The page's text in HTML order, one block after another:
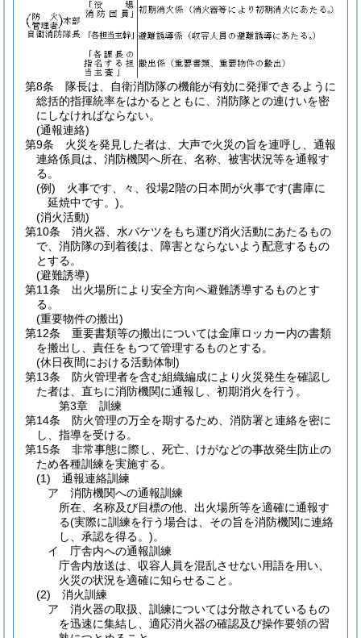
第8条
隊長は、自衛消防隊の機能が有効に発揮できるように
総括的指揮統率をはかるとともに、消防隊との連けいを密
にしなければならない。
(通報連絡)
第9条
火災を発見した者は、大声で火災の旨を連呼し、通報
連絡係員は、消防機関へ所在、名称、被害状況等を通報す
る。
(例) 火事です、々、役場2階の日本間が火事です(書庫に
延焼中です。)。
(消火活動)
第10条
消火器、水バケツをもち運び消火活動にあたるもの
で、消防隊の到着後は、障害とならないよう配意するもの
とする。
(避難誘導)
第11条
出火場所により安全方向へ避難誘導するものとす
る。
(重要物件の搬出)
第12条
重要書類等の搬出については金庫ロッカー内の書類
を搬出し、責任をもつて管理するものとする。
(休日夜間における活動体制)
第13条
防火管理者を含む組織編成により火災発生を確認し
た者は、直ちに消防機関に通報し、初期消火を行う。
第3章
訓練
第14条
防火管理の万全を期するため、消防署と連絡を密に
し、指導を受ける。
第15条
非常事態に際し、死亡、けがなどの事故発生防止の
ため各種訓練を実施する。
(1)
通報連絡訓練
ア
消防機関への通報訓練
所在、名称及び目標の他、出火場所等を適確に通報す
る(実際に訓練を行う場合は、その旨を消防機関に連絡
し、承認を得る。)。
イ
庁舎内への通報訓練
庁舎内放送は、収容人員を混乱させない用語を用い、
火災の状況を適確に知らせること。
(2)
消火訓練
ア
消火器の取扱、訓練については分散されているもの
を迅速に集結し、適応消火器の確認及び操作要領の習